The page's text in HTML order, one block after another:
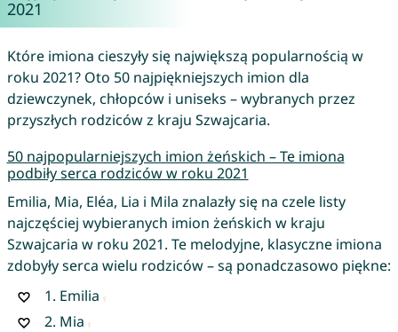
2021
Które imiona cieszyły się największą popularnością w
roku 2021? Oto 50 najpiękniejszych imion dla
dziewczynek, chłopców i uniseks – wybranych przez
przyszłych rodziców z kraju Szwajcaria.
50 najpopularniejszych imion żeńskich – Te imiona
podbiły serca rodziców w roku 2021
Emilia, Mia, Eléa, Lia i Mila znalazły się na czele listy
najczęściej wybieranych imion żeńskich w kraju
Szwajcaria w roku 2021. Te melodyjne, klasyczne imiona
zdobyły serca wielu rodziców – są ponadczasowo piękne:
1. Emilia
2. Mia